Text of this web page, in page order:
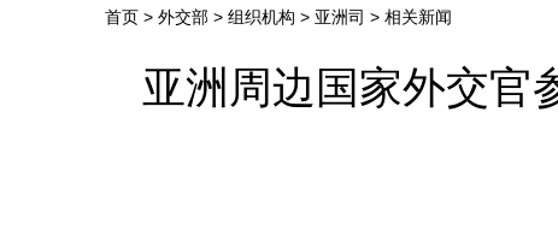
首页 > 外交部 > 组织机构 > 亚洲司 > 相关新闻
亚洲周边国家外交官